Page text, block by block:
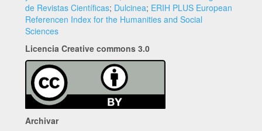
de Revistas Científicas; Dulcinea; ERIH PLUS European
Referencen Index for the Humanities and Social
Sciences
Licencia Creative commons 3.0
Archivar